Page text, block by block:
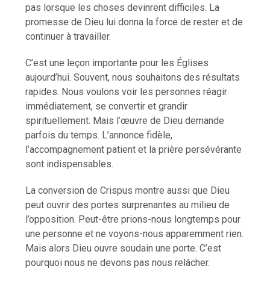
pas lorsque les choses devinrent difficiles. La
promesse de Dieu lui donna la force de rester et de
continuer à travailler.
C’est une leçon importante pour les Églises
aujourd’hui. Souvent, nous souhaitons des résultats
rapides. Nous voulons voir les personnes réagir
immédiatement, se convertir et grandir
spirituellement. Mais l’œuvre de Dieu demande
parfois du temps. L’annonce fidèle,
l’accompagnement patient et la prière persévérante
sont indispensables.
La conversion de Crispus montre aussi que Dieu
peut ouvrir des portes surprenantes au milieu de
l’opposition. Peut-être prions-nous longtemps pour
une personne et ne voyons-nous apparemment rien.
Mais alors Dieu ouvre soudain une porte. C’est
pourquoi nous ne devons pas nous relâcher.